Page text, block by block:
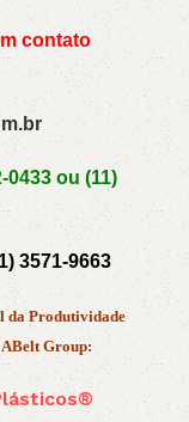
contato
0433 ou (11)
3571-9663
da Produtividade
Group: